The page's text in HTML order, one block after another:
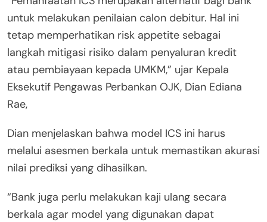
untuk melakukan penilaian calon debitur. Hal ini
tetap memperhatikan risk appetite sebagai
langkah mitigasi risiko dalam penyaluran kredit
atau pembiayaan kepada UMKM,” ujar Kepala
Eksekutif Pengawas Perbankan OJK, Dian Ediana
Rae,
Dian menjelaskan bahwa model ICS ini harus
melalui asesmen berkala untuk memastikan akurasi
nilai prediksi yang dihasilkan.
“Bank juga perlu melakukan kaji ulang secara
berkala agar model yang digunakan dapat